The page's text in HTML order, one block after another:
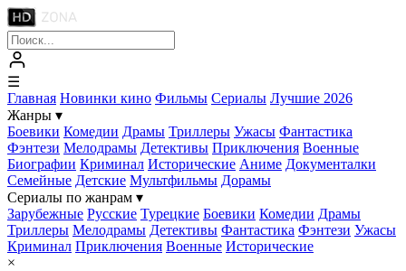
☰
Главная Новинки кино Фильмы Сериалы Лучшие 2026
Жанры ▾
Боевики Комедии Драмы Триллеры Ужасы Фантастика
Фэнтези Мелодрамы Детективы Приключения Военные
Биографии Криминал Исторические Аниме Документалки
Семейные Детские Мультфильмы Дорамы
Сериалы по жанрам ▾
Зарубежные Русские Турецкие Боевики Комедии Драмы
Триллеры Мелодрамы Детективы Фантастика Фэнтези Ужасы
Криминал Приключения Военные Исторические
×